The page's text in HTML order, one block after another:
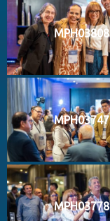
MPH03808
MPH03747
MPH03778